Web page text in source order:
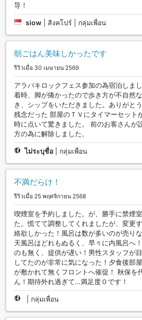
导！
siow สิงคโปร์ | กลุ่มเพื่อน
朝ごはん美味しかったです
รีวิวเมื่อ 30 เมษายน 2569
アラバキロックフェス参加の為宿泊しま
着時、脚が痛かったので歩き方が不自然
き、シップをいただきました。ありがと
残念だった 部屋のＴＶにタイマーセット
時に点いて驚きました。 前のお客さんが
方の為に解除しました。
ไม่ระบุชื่อ กลุ่มเพื่อน
不満だらけ！
รีวิวเมื่อ 25 พฤศจิกายน 2568
喫煙室を予約しました。が、勝手に禁煙
た。慌てて調整してくれましたが、変更
絡欲しかった！風呂は数が多いのが売り
天風呂はどれもぬるく、早々に内風呂へ
のも無く、提供が遅い！男性スタッフが
してたのが非常に気になった！夕食後部
が敷かれて無くフロントへ催促！ 秋保を
ん！期待外れ過ぎて…満足度０です！
กลุ่มเพื่อน